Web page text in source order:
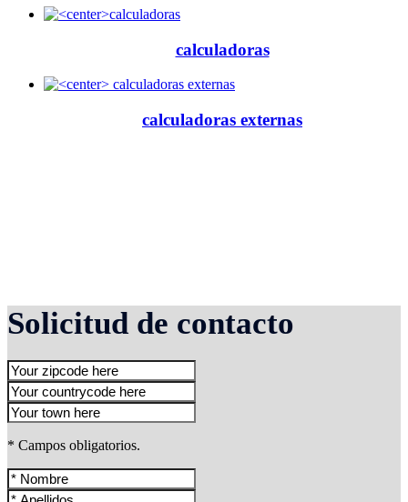
calculadoras
calculadoras externas
Solicitud de contacto
* Campos obligatorios.